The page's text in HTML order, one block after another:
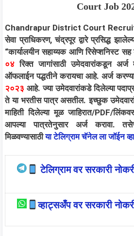
Court Job
Chandrapur District Court
सेवा प्राधिकरण, चंद्रपूर द्वारे प्रसिद्ध
“कार्यालयीन सहाय्यक आणि रिसेप्शनिस्ट
०४रिक्त जागांसाठी उमेदवारांकडून
ऑफलाईन पद्धतीने करायचा आहे. अर्ज
२०२३ आहे. ज्या उमेदवारांकडे दिलेल्या
ते या भरतीस पात्र असतील. इच्छुक
माहिती दिलेल्या मूळ जाहिरात/PDF/
आपल्या पात्रतेनुसार अर्ज करावा.
मिळवण्यासाठीया टेलिग्राम चॅनेल ला जॉईन व्हा
टेलिग्राम वर सरकारी
व्हाट्सअँप वर सरकारी